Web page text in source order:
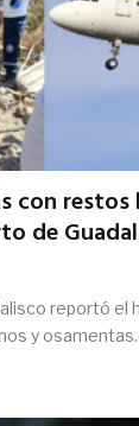
con restos
de
reportó el
y